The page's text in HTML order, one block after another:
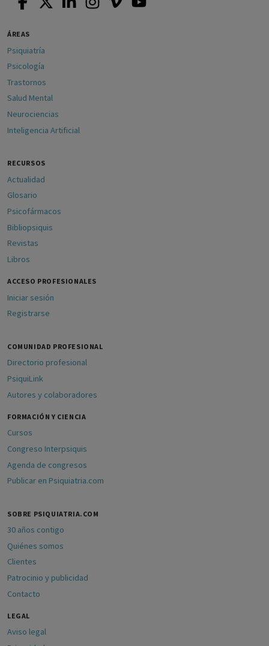
ÁREAS
Psiquiatría
Psicología
Trastornos
Salud Mental
Neurociencias
Inteligencia Artificial
RECURSOS
Actualidad
Glosario
Psicofármacos
Bibliopsiquis
Revistas
Libros
ACCESO PROFESIONALES
Iniciar sesión
Registrarse
COMUNIDAD PROFESIONAL
Directorio profesional
PsiquiLink
Autores y colaboradores
FORMACIÓN Y CIENCIA
Cursos
Congreso Interpsiquis
Agenda de congresos
Publicar en Psiquiatria.com
SOBRE PSIQUIATRIA.COM
30 años contigo
Quiénes somos
Clientes
Patrocinio y publicidad
Contacto
LEGAL
Aviso legal